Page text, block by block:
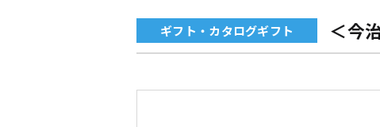
ギフト・カタログギフト ＜今